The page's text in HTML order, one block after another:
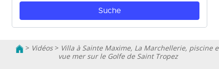
> Vidéos> Villa à Sainte Maxime, La Marchellerie, piscine
vue mer sur le Golfe de Saint Tropez